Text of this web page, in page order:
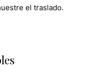
el traslado.